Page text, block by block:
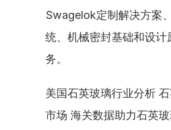
Swagelok定制解决方案
统、机械密封基础和设计
务。
美国石英玻璃行业分析
市场 海关数据助力石英